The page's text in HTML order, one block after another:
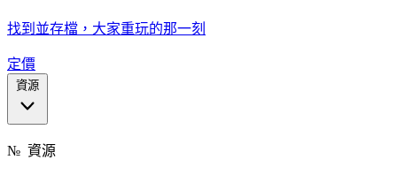
找到並存檔，大家重玩的那一刻
定價
資源
№ 資源